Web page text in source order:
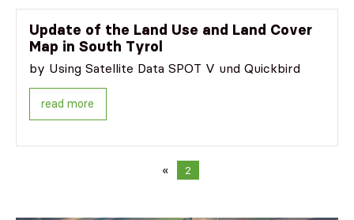
Update of the Land Use and Land Cover
Map in South Tyrol
by Using Satellite Data SPOT V und Quickbird
read more
« 2